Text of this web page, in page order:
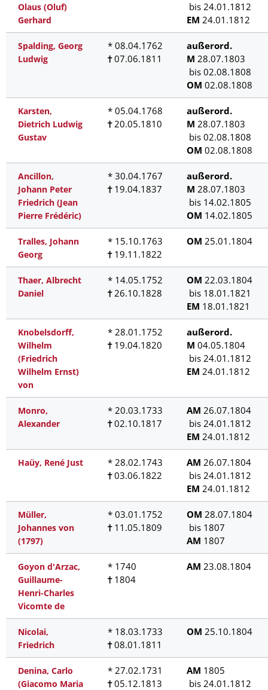
Olaus (Oluf)
Gerhard
bis 24.01.1812
EM 24.01.1812
Spalding, Georg
Ludwig
* 08.04.1762
07.06.1811
außerord.
M 28.07.1803
bis 02.08.1808
OM 02.08.1808
Karsten,
Dietrich Ludwig
Gustav
* 05.04.1768
20.05.1810
außerord.
M 28.07.1803
bis 02.08.1808
OM 02.08.1808
Ancillon,
Johann Peter
Friedrich (Jean
Pierre Frédéric)
* 30.04.1767
19.04.1837
außerord.
M 28.07.1803
bis 14.02.1805
OM 14.02.1805
Tralles, Johann
Georg
* 15.10.1763
19.11.1822
OM 25.01.1804
Thaer, Albrecht
Daniel
* 14.05.1752
26.10.1828
OM 22.03.1804
bis 18.01.1821
EM 18.01.1821
Knobelsdorff,
Wilhelm
(Friedrich
Wilhelm Ernst)
von
* 28.01.1752
19.04.1820
außerord.
M 04.05.1804
bis 24.01.1812
EM 24.01.1812
Monro,
Alexander
* 20.03.1733
02.10.1817
AM 26.07.1804
bis 24.01.1812
EM 24.01.1812
Haüy, René Just
* 28.02.1743
03.06.1822
AM 26.07.1804
bis 24.01.1812
EM 24.01.1812
Müller,
Johannes von
(1797)
* 03.01.1752
11.05.1809
OM 28.07.1804
bis 1807
AM 1807
Goyon d'Arzac,
Guillaume-
Henri-Charles
Vicomte de
* 1740
1804
AM 23.08.1804
Nicolai,
Friedrich
* 18.03.1733
08.01.1811
OM 25.10.1804
Denina, Carlo
(Giacomo Maria
* 27.02.1731
05.12.1813
AM 1805
bis 24.01.1812